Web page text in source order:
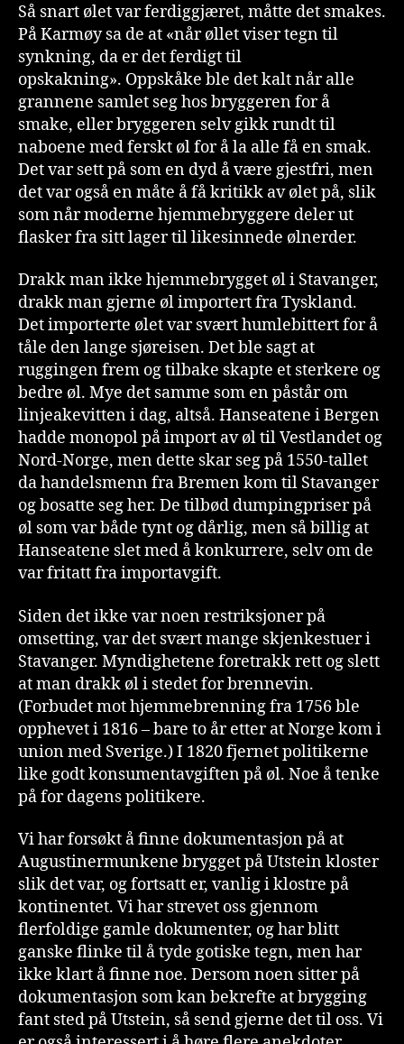
Så snart ølet var ferdiggjæret, måtte det smakes.
På Karmøy sa de at «når øllet viser tegn til
synkning, da er det ferdigt til
opskakning». Oppskåke ble det kalt når alle
grannene samlet seg hos bryggeren for å
smake, eller bryggeren selv gikk rundt til
naboene med ferskt øl for å la alle få en smak.
Det var sett på som en dyd å være gjestfri, men
det var også en måte å få kritikk av ølet på, slik
som når moderne hjemmebryggere deler ut
flasker fra sitt lager til likesinnede ølnerder.
Drakk man ikke hjemmebrygget øl i Stavanger,
drakk man gjerne øl importert fra Tyskland.
Det importerte ølet var svært humlebittert for å
tåle den lange sjøreisen. Det ble sagt at
ruggingen frem og tilbake skapte et sterkere og
bedre øl. Mye det samme som en påstår om
linjeakevitten i dag, altså. Hanseatene i Bergen
hadde monopol på import av øl til Vestlandet og
Nord-Norge, men dette skar seg på 1550-tallet
da handelsmenn fra Bremen kom til Stavanger
og bosatte seg her. De tilbød dumpingpriser på
øl som var både tynt og dårlig, men så billig at
Hanseatene slet med å konkurrere, selv om de
var fritatt fra importavgift.
Siden det ikke var noen restriksjoner på
omsetting, var det svært mange skjenkestuer i
Stavanger. Myndighetene foretrakk rett og slett
at man drakk øl i stedet for brennevin.
(Forbudet mot hjemmebrenning fra 1756 ble
opphevet i 1816 – bare to år etter at Norge kom i
union med Sverige.) I 1820 fjernet politikerne
like godt konsumentavgiften på øl. Noe å tenke
på for dagens politikere.
Vi har forsøkt å finne dokumentasjon på at
Augustinermunkene brygget på Utstein kloster
slik det var, og fortsatt er, vanlig i klostre på
kontinentet. Vi har strevet oss gjennom
flerfoldige gamle dokumenter, og har blitt
ganske flinke til å tyde gotiske tegn, men har
ikke klart å finne noe. Dersom noen sitter på
dokumentasjon som kan bekrefte at brygging
fant sted på Utstein, så send gjerne det til oss. Vi